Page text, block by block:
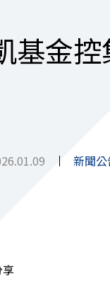
基金
新聞公